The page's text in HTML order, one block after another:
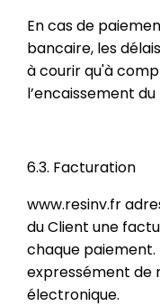
En cas de
bancaire, les
à courir qu'à
l’encaissement
6.3. Facturation
www.resinv.fr
du Client une
chaque
expressément de
électronique.